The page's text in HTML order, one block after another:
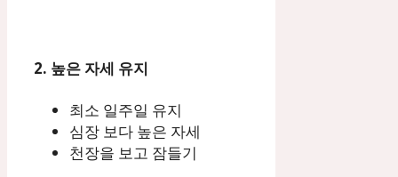
2. 높은 자세 유지
최소 일주일 유지
심장 보다 높은 자세
천장을 보고 잠들기